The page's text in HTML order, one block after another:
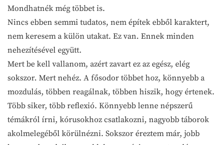
Mondhatnék még többet is.
Nincs ebben semmi tudatos, nem építek ebből karaktert,
nem keresem a külön utakat. Ez van. Ennek minden
nehezítésével együtt.
Mert be kell vallanom, azért zavart ez az egész, elég
sokszor. Mert nehéz. A fősodor többet hoz, könnyebb a
mozdulás, többen reagálnak, többen hiszik, hogy értenek.
Több siker, több reflexió. Könnyebb lenne népszerű
témákról írni, kórusokhoz csatlakozni, nagyobb táborok
akolmelegéből körülnézni. Sokszor éreztem már, jobb